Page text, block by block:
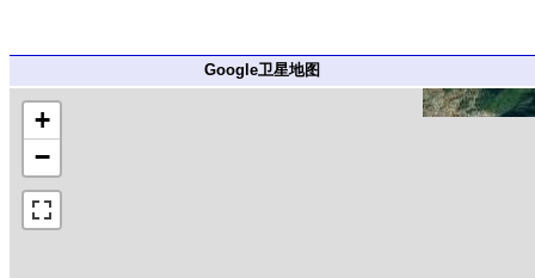
Google卫星地图
+
−